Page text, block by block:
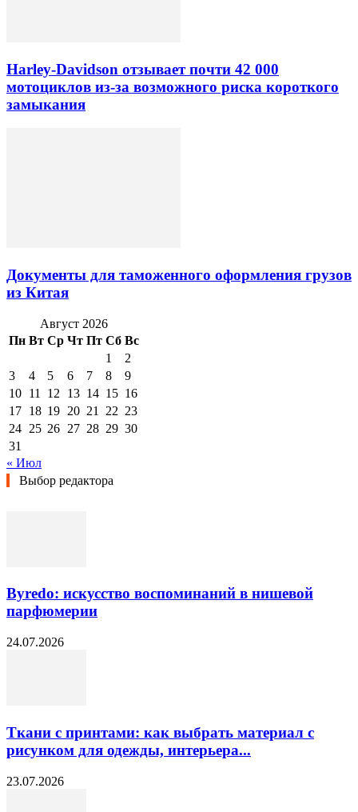
Harley-Davidson отзывает почти 42 000
мотоциклов из-за возможного риска короткого
замыкания
Документы для таможенного оформления грузов
из Китая
Август 2026
Пн Вт Ср Чт Пт Сб Вс
1
2
3
4 5 6 7 8
9
10 11 12 13 14 15 16
17 18 19 20 21 22 23
24 25 26 27 28 29 30
31
« Июл
Выбор редактора
Byredo: искусство воспоминаний в нишевой
парфюмерии
24.07.2026
Ткани с принтами: как выбрать материал с
рисунком для одежды, интерьера...
23.07.2026